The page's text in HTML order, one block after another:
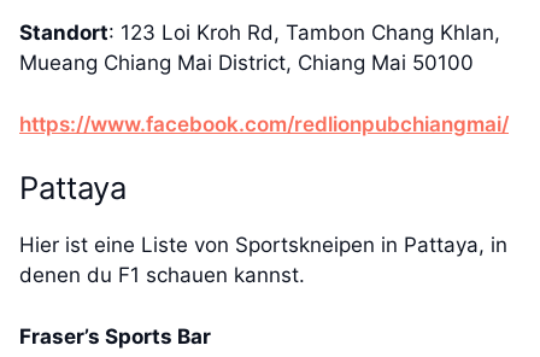
Standort: 123 Loi Kroh Rd, Tambon Chang Khlan,
Mueang Chiang Mai District, Chiang Mai 50100
https://www.facebook.com/redlionpubchiangmai/
Pattaya
Hier ist eine Liste von Sportskneipen in Pattaya, in
denen du F1 schauen kannst.
Fraser’s Sports Bar